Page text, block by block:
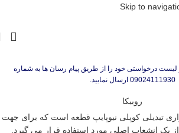
Skip to
لیست درخواستی خود را از طریق پیام رسان ها به شماره
09024111930 ارسال نمایید.
روبیکا